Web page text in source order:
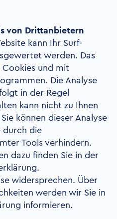
von Drittanbietern
kann Ihr Surf-
werden. Das
und mit
Die Analyse
in der Regel
kann nicht zu Ihnen
können dieser Analyse
durch die
Tools verhindern.
dazu finden Sie in der
widersprechen. Über
werden wir Sie in
informieren.